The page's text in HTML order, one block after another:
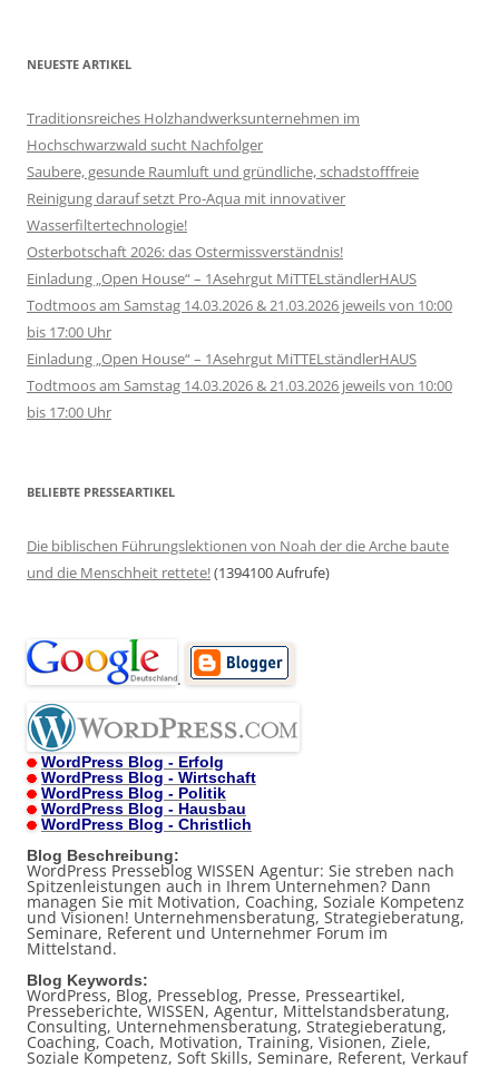
NEUESTE ARTIKEL
Traditionsreiches Holzhandwerksunternehmen im
Hochschwarzwald sucht Nachfolger
Saubere, gesunde Raumluft und gründliche, schadstofffreie
Reinigung darauf setzt Pro-Aqua mit innovativer
Wasserfiltertechnologie!
Osterbotschaft 2026: das Ostermissverständnis!
Einladung „Open House“ – 1Asehrgut MiTTELständlerHAUS
Todtmoos am Samstag 14.03.2026 & 21.03.2026 jeweils von 10:00
bis 17:00 Uhr
Einladung „Open House“ – 1Asehrgut MiTTELständlerHAUS
Todtmoos am Samstag 14.03.2026 & 21.03.2026 jeweils von 10:00
bis 17:00 Uhr
BELIEBTE PRESSEARTIKEL
Die biblischen Führungslektionen von Noah der die Arche baute
und die Menschheit rettete!(1394100 Aufrufe)
.
WordPress Blog - Erfolg
WordPress Blog - Wirtschaft
WordPress Blog - Politik
WordPress Blog - Hausbau
WordPress Blog - Christlich
Blog Beschreibung:
WordPress Presseblog WISSEN Agentur: Sie streben nach
Spitzenleistungen auch in Ihrem Unternehmen? Dann
managen Sie mit Motivation, Coaching, Soziale Kompetenz
und Visionen! Unternehmensberatung, Strategieberatung,
Seminare, Referent und Unternehmer Forum im
Mittelstand.
Blog Keywords:
WordPress, Blog, Presseblog, Presse, Presseartikel,
Presseberichte, WISSEN, Agentur, Mittelstandsberatung,
Consulting, Unternehmensberatung, Strategieberatung,
Coaching, Coach, Motivation, Training, Visionen, Ziele,
Soziale Kompetenz, Soft Skills, Seminare, Referent, Verkauf